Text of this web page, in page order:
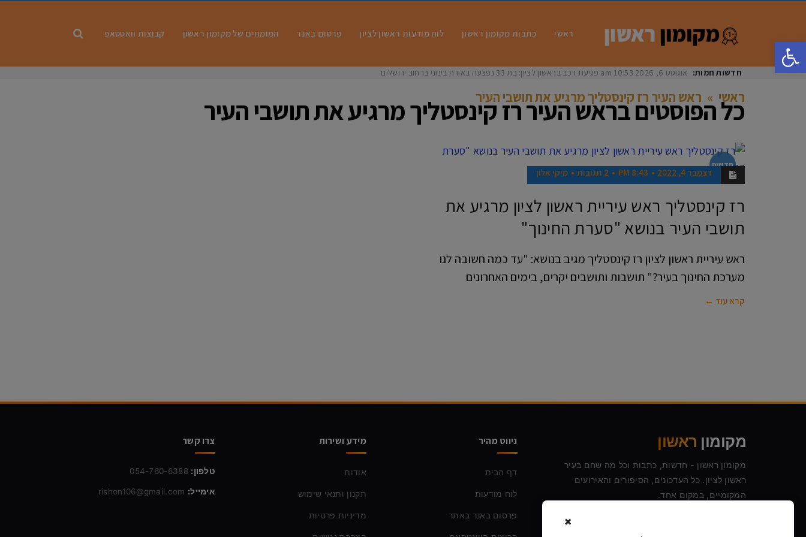
פתח סרגל נגישות
ראשי כתבות מקומון ראשון לוח מודעות ראשון לציון פרסום באנר המומחים של מקומון ראשון קבוצות וואטסאפ
חדשות חמות: אוגוסט 6, 2026 10:53 am פגיעת רכב בראשון לציון: בת 33 נפצעה באורח בינוני ברחוב ירושלים
ראשי » ראש העיר רז קינסטליך מרגיע את תושבי העיר
כל הפוסטים בראש העיר רז קינסטליך מרגיע את תושבי העיר
חדשות
דצמבר 4, 2022 8:43 PM 2 תגובות מיקי אלון
רז קינסטליך ראש עיריית ראשון לציון מרגיע את
תושבי העיר בנושא "סערת החינוך"
ראש עיריית ראשון לציון רז קינסטליך מגיב בנושא: "עד כמה חשובה לנו
מערכת החינוך בעיר?" תושבות ותושבים יקרים, בימים האחרונים
קרא עוד ←
מקומון ראשון
מקומון ראשון - חדשות, כתבות וכל מה שחם בעיר
ראשון לציון. כל העדכונים, הסיפורים והאירועים
המקומיים, במקום אחד.
ניווט מהיר
דף הבית
לוח מודעות
פרסום באנר באתר
מידע ושירות
אודות
תקנון ותנאי שימוש
מדיניות פרטיות
צרו קשר
טלפון: 054-760-6388
אימייל: rishon106@gmail.com
×